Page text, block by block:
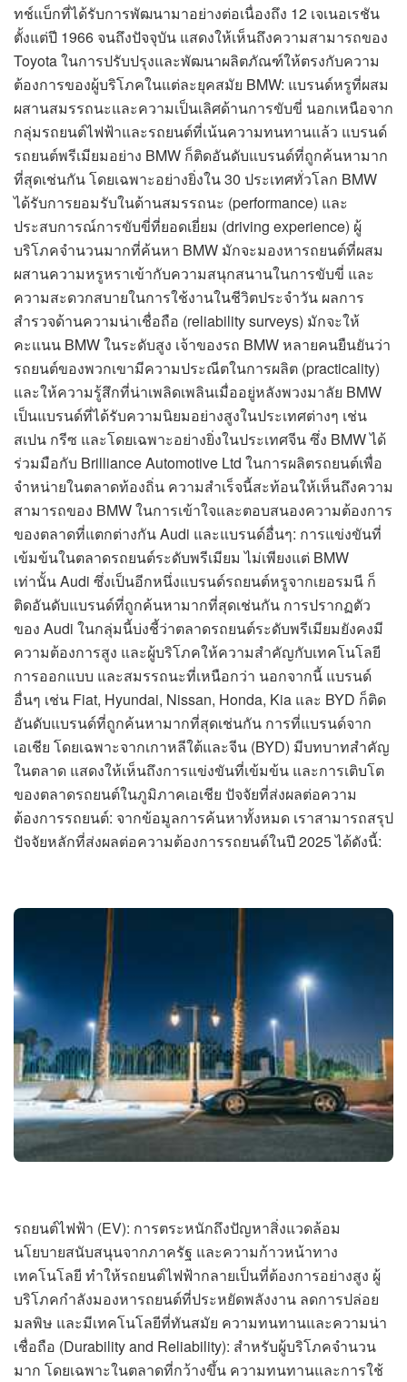
ทช์แบ็กที่ได้รับการพัฒนามาอย่างต่อเนื่องถึง 12 เจเนอเรชัน
ตั้งแต่ปี 1966 จนถึงปัจจุบัน แสดงให้เห็นถึงความสามารถของ
Toyota ในการปรับปรุงและพัฒนาผลิตภัณฑ์ให้ตรงกับความ
ต้องการของผู้บริโภคในแต่ละยุคสมัย BMW: แบรนด์หรูที่ผสม
ผสานสมรรถนะและความเป็นเลิศด้านการขับขี่ นอกเหนือจาก
กลุ่มรถยนต์ไฟฟ้าและรถยนต์ที่เน้นความทนทานแล้ว แบรนด์
รถยนต์พรีเมียมอย่าง BMW ก็ติดอันดับแบรนด์ที่ถูกค้นหามาก
ที่สุดเช่นกัน โดยเฉพาะอย่างยิ่งใน 30 ประเทศทั่วโลก BMW
ได้รับการยอมรับในด้านสมรรถนะ (performance) และ
ประสบการณ์การขับขี่ที่ยอดเยี่ยม (driving experience) ผู้
บริโภคจำนวนมากที่ค้นหา BMW มักจะมองหารถยนต์ที่ผสม
ผสานความหรูหราเข้ากับความสนุกสนานในการขับขี่ และ
ความสะดวกสบายในการใช้งานในชีวิตประจำวัน ผลการ
สำรวจด้านความน่าเชื่อถือ (reliability surveys) มักจะให้
คะแนน BMW ในระดับสูง เจ้าของรถ BMW หลายคนยืนยันว่า
รถยนต์ของพวกเขามีความประณีตในการผลิต (practicality)
และให้ความรู้สึกที่น่าเพลิดเพลินเมื่ออยู่หลังพวงมาลัย BMW
เป็นแบรนด์ที่ได้รับความนิยมอย่างสูงในประเทศต่างๆ เช่น
สเปน กรีซ และโดยเฉพาะอย่างยิ่งในประเทศจีน ซึ่ง BMW ได้
ร่วมมือกับ Brilliance Automotive Ltd ในการผลิตรถยนต์เพื่อ
จำหน่ายในตลาดท้องถิ่น ความสำเร็จนี้สะท้อนให้เห็นถึงความ
สามารถของ BMW ในการเข้าใจและตอบสนองความต้องการ
ของตลาดที่แตกต่างกัน Audi และแบรนด์อื่นๆ: การแข่งขันที่
เข้มข้นในตลาดรถยนต์ระดับพรีเมียม ไม่เพียงแต่ BMW
เท่านั้น Audi ซึ่งเป็นอีกหนึ่งแบรนด์รถยนต์หรูจากเยอรมนี ก็
ติดอันดับแบรนด์ที่ถูกค้นหามากที่สุดเช่นกัน การปรากฏตัว
ของ Audi ในกลุ่มนี้บ่งชี้ว่าตลาดรถยนต์ระดับพรีเมียมยังคงมี
ความต้องการสูง และผู้บริโภคให้ความสำคัญกับเทคโนโลยี
การออกแบบ และสมรรถนะที่เหนือกว่า นอกจากนี้ แบรนด์
อื่นๆ เช่น Fiat, Hyundai, Nissan, Honda, Kia และ BYD ก็ติด
อันดับแบรนด์ที่ถูกค้นหามากที่สุดเช่นกัน การที่แบรนด์จาก
เอเชีย โดยเฉพาะจากเกาหลีใต้และจีน (BYD) มีบทบาทสำคัญ
ในตลาด แสดงให้เห็นถึงการแข่งขันที่เข้มข้น และการเติบโต
ของตลาดรถยนต์ในภูมิภาคเอเชีย ปัจจัยที่ส่งผลต่อความ
ต้องการรถยนต์: จากข้อมูลการค้นหาทั้งหมด เราสามารถสรุป
ปัจจัยหลักที่ส่งผลต่อความต้องการรถยนต์ในปี 2025 ได้ดังนี้:
รถยนต์ไฟฟ้า (EV): การตระหนักถึงปัญหาสิ่งแวดล้อม
นโยบายสนับสนุนจากภาครัฐ และความก้าวหน้าทาง
เทคโนโลยี ทำให้รถยนต์ไฟฟ้ากลายเป็นที่ต้องการอย่างสูง ผู้
บริโภคกำลังมองหารถยนต์ที่ประหยัดพลังงาน ลดการปล่อย
มลพิษ และมีเทคโนโลยีที่ทันสมัย ความทนทานและความน่า
เชื่อถือ (Durability and Reliability): สำหรับผู้บริโภคจำนวน
มาก โดยเฉพาะในตลาดที่กว้างขึ้น ความทนทานและการใช้